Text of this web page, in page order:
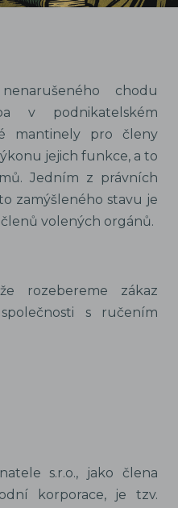
chodu
v podnikatelském
mantinely pro členy
jejich funkce, a to
Jedním z právních
zamýšleného stavu je
volených orgánů.
rozebereme zákaz
s ručením
s.r.o., jako člena
korporace, je tzv.